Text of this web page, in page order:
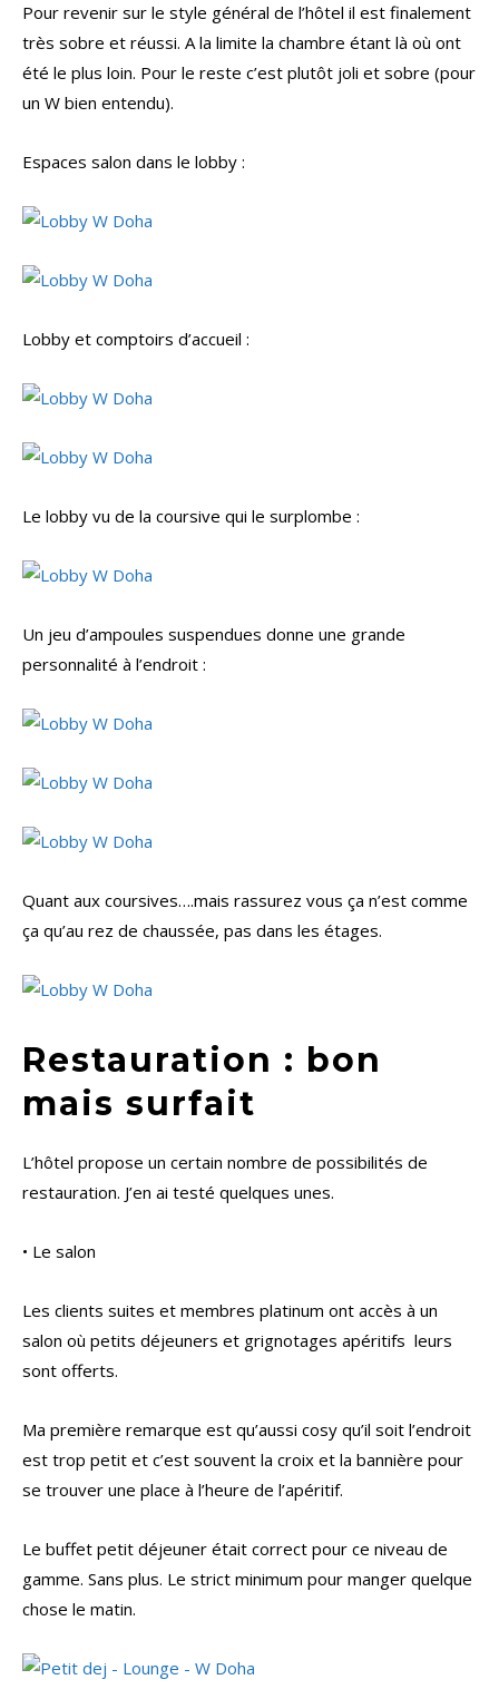
Pour revenir sur le style général de l’hôtel il est finalement
très sobre et réussi. A la limite la chambre étant là où ont
été le plus loin. Pour le reste c’est plutôt joli et sobre (pour
un W bien entendu).
Espaces salon dans le lobby :
Lobby et comptoirs d’accueil :
Le lobby vu de la coursive qui le surplombe :
Un jeu d’ampoules suspendues donne une grande
personnalité à l’endroit :
Quant aux coursives….mais rassurez vous ça n’est comme
ça qu’au rez de chaussée, pas dans les étages.
Restauration : bon
mais surfait
L’hôtel propose un certain nombre de possibilités de
restauration. J’en ai testé quelques unes.
• Le salon
Les clients suites et membres platinum ont accès à un
salon où petits déjeuners et grignotages apéritifs leurs
sont offerts.
Ma première remarque est qu’aussi cosy qu’il soit l’endroit
est trop petit et c’est souvent la croix et la bannière pour
se trouver une place à l’heure de l’apéritif.
Le buffet petit déjeuner était correct pour ce niveau de
gamme. Sans plus. Le strict minimum pour manger quelque
chose le matin.